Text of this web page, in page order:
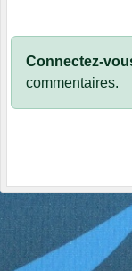
Connectez-
commentaires.